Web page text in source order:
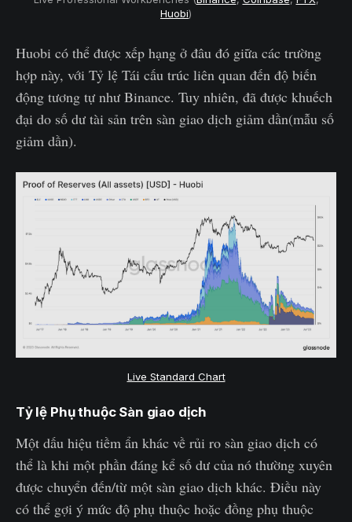
Huobi)
Huobi có thể được xếp hạng ở đâu đó giữa các trường
hợp này, với Tỷ lệ Tái cấu trúc liên quan đến độ biến
động tương tự như Binance. Tuy nhiên, đã được khuếch
đại do số dư tài sản trên sàn giao dịch giảm dần(mẫu số
giảm dần).
Live Standard Chart
Tỷ lệ Phụ thuộc Sàn giao dịch
Một dấu hiệu tiềm ẩn khác về rủi ro sàn giao dịch có
thể là khi một phần đáng kể số dư của nó thường xuyên
được chuyển đến/từ một sàn giao dịch khác. Điều này
có thể gợi ý mức độ phụ thuộc hoặc đồng phụ thuộc